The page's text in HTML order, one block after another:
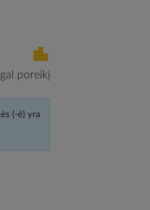
poreikį
(-ė) yra